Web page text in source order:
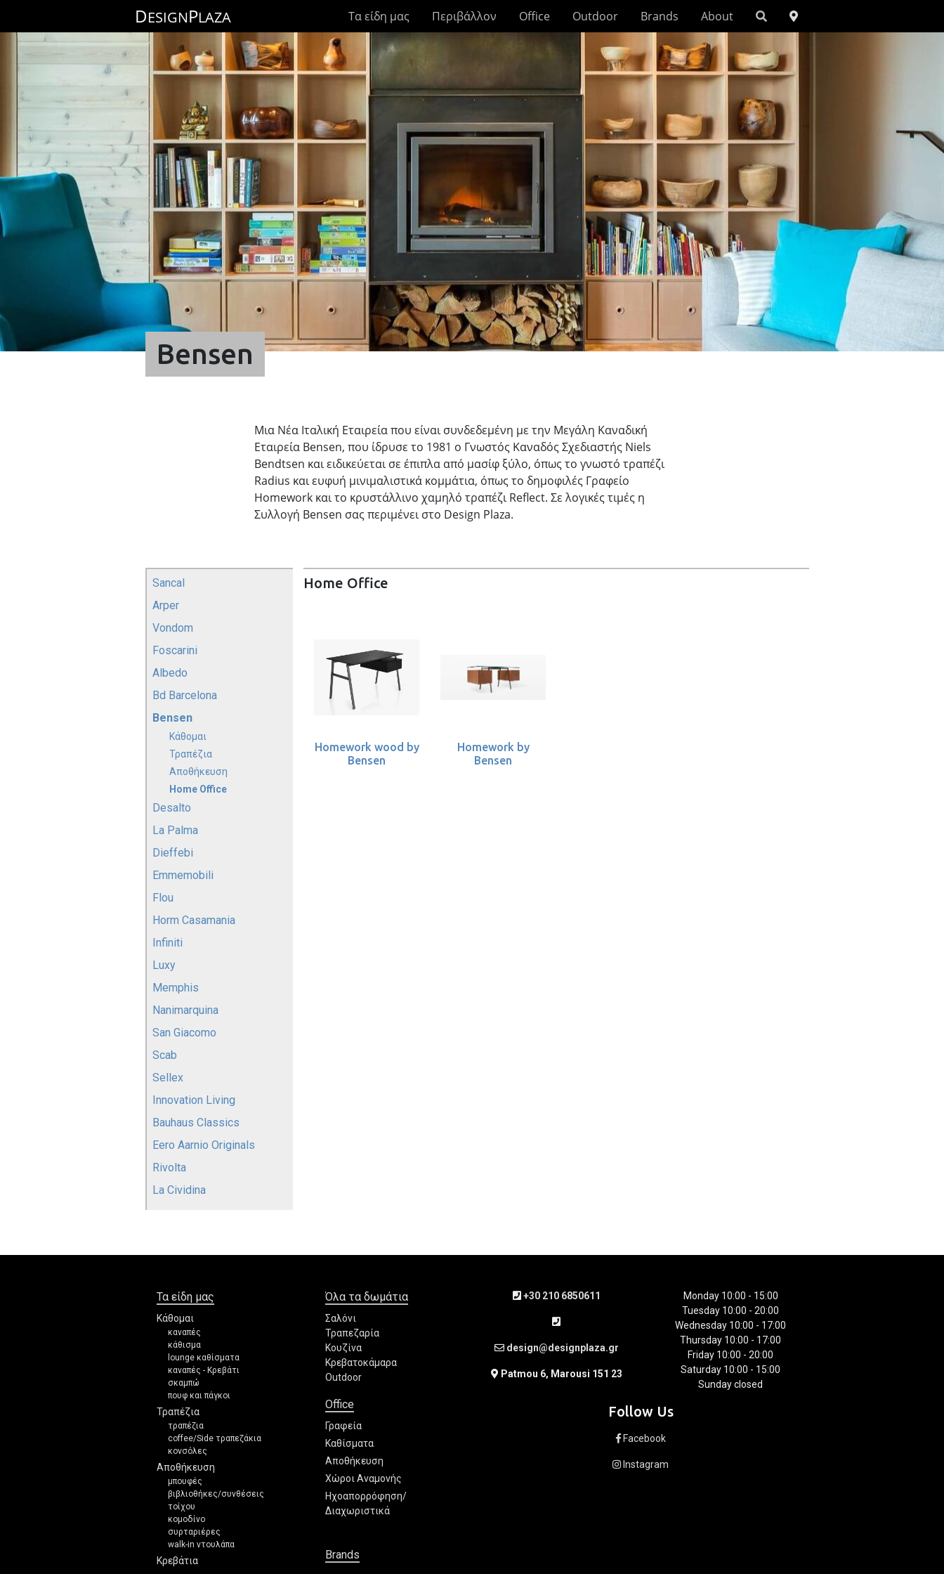
DESIGNPLAZA Τα είδη μας Περιβάλλον Office Outdoor Brands About
Bensen
Μια Νέα Ιταλική Εταιρεία που είναι συνδεδεμένη με την Μεγάλη Καναδική
Εταιρεία Bensen, που ίδρυσε το 1981 ο Γνωστός Καναδός Σχεδιαστής Niels
Bendtsen και ειδικεύεται σε έπιπλα από μασίφ ξύλο, όπως το γνωστό τραπέζι
Radius και ευφυή μινιμαλιστικά κομμάτια, όπως το δημοφιλές Γραφείο
Homework και το κρυστάλλινο χαμηλό τραπέζι Reflect. Σε λογικές τιμές η
Συλλογή Bensen σας περιμένει στο Design Plaza.
Sancal
Arper
Vondom
Foscarini
Albedo
Bd Barcelona
Bensen
Κάθομαι
Τραπέζια
Αποθήκευση
Home Office
Desalto
La Palma
Dieffebi
Emmemobili
Flou
Horm Casamania
Infiniti
Luxy
Memphis
Nanimarquina
San Giacomo
Scab
Sellex
Innovation Living
Bauhaus Classics
Eero Aarnio Originals
Rivolta
La Cividina
Home Office
Homework wood by
Bensen
Homework by
Bensen
Τα είδη μας
Κάθομαι
καναπές
κάθισμα
lounge καθίσματα
καναπές - Κρεβάτι
σκαμπώ
πουφ και πάγκοι
Τραπέζια
τραπέζια
coffee/Side τραπεζάκια
κονσόλες
Αποθήκευση
μπουφές
βιβλιοθήκες/συνθέσεις
τοίχου
κομοδίνο
συρταριέρες
walk-in ντουλάπα
Κρεβάτια
Όλα τα δωμάτια
Σαλόνι
Τραπεζαρία
Κουζίνα
Κρεβατοκάμαρα
Outdoor
Office
Γραφεία
Καθίσματα
Αποθήκευση
Χώροι Αναμονής
Ηχοαπορρόφηση/
Διαχωριστικά
Brands
+30 210 6850611
design@designplaza.gr
Patmou 6, Marousi 151 23
Monday 10:00 - 15:00
Tuesday 10:00 - 20:00
Wednesday 10:00 - 17:00
Thursday 10:00 - 17:00
Friday 10:00 - 20:00
Saturday 10:00 - 15:00
Sunday closed
Follow Us
Facebook
Instagram